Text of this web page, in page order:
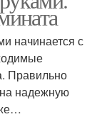
начинается с
Правильно
надежную